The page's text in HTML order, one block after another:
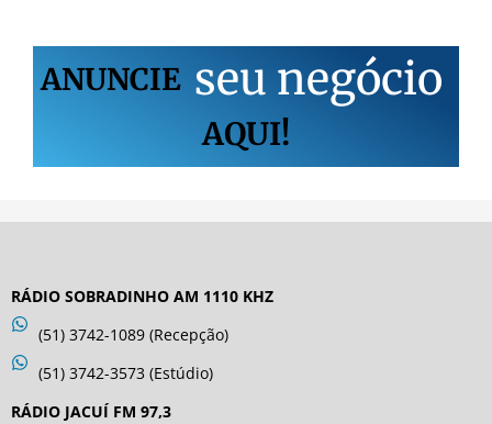
ANUNCIE seu negócio
AQUI!
RÁDIO SOBRADINHO AM 1110 KHZ
(51) 3742-1089 (Recepção)
(51) 3742-3573 (Estúdio)
RÁDIO JACUÍ FM 97,3